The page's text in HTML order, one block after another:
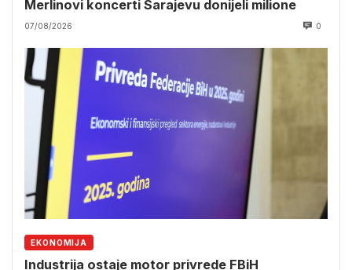
Merlinovi koncerti Sarajevu donijeli milione
07/08/2026 0
EKONOMIJA
Industrija ostaje motor privrede FBiH